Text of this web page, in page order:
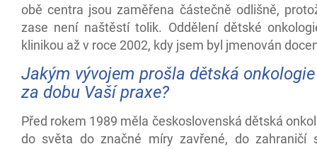
obě centra jsou zaměřena částečně odlišně,
zase není naštěstí tolik. Oddělení dětské
klinikou až v roce 2002, kdy jsem byl jmenován
Jakým vývojem prošla dětská onkologie
za dobu Vaší praxe?
Před rokem 1989 měla československá dětská
do světa do značné míry zavřené, do zahraničí